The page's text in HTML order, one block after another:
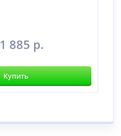
1 885 р.
Купить